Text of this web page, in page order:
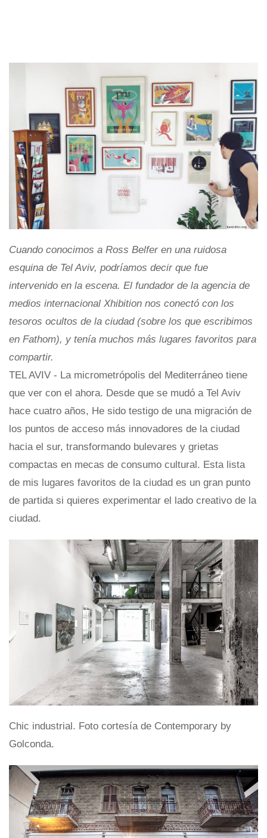
Cuando conocimos a Ross Belfer en una ruidosa
esquina de Tel Aviv, podríamos decir que fue
intervenido en la escena. El fundador de la agencia de
medios internacional Xhibition nos conectó con los
tesoros ocultos de la ciudad (sobre los que escribimos
en Fathom), y tenía muchos más lugares favoritos para
compartir.
TEL AVIV - La micrometrópolis del Mediterráneo tiene
que ver con el ahora. Desde que se mudó a Tel Aviv
hace cuatro años, He sido testigo de una migración de
los puntos de acceso más innovadores de la ciudad
hacia el sur, transformando bulevares y grietas
compactas en mecas de consumo cultural. Esta lista
de mis lugares favoritos de la ciudad es un gran punto
de partida si quieres experimentar el lado creativo de la
ciudad.
Chic industrial. Foto cortesía de Contemporary by
Golconda.